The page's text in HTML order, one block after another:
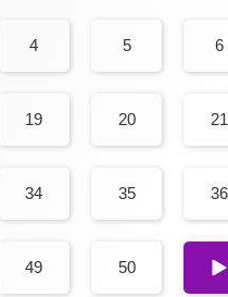
4 5 6
19 20 21
34 35 36
49 50 51